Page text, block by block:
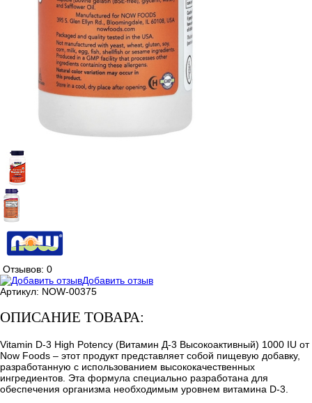
Отзывов: 0
Добавить отзыв
Артикул: NOW-00375
ОПИСАНИЕ ТОВАРА:
Vitamin D-3 High Potency (Витамин Д-3 Высокоактивный) 1000 IU от
Now Foods – этот продукт представляет собой пищевую добавку,
разработанную с использованием высококачественных
ингредиентов. Эта формула специально разработана для
обеспечения организма необходимым уровнем витамина D-3.